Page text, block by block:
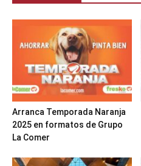
Arranca Temporada Naranja
2025 en formatos de Grupo
La Comer